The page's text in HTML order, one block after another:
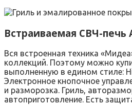
Встраиваемая СВЧ-печь
Вся встроенная техника
коллекций. Поэтому можно
выполненную в едином стиле:
Электронное кнопочное
и разморозка. Гриль,
автоприготовление. Есть